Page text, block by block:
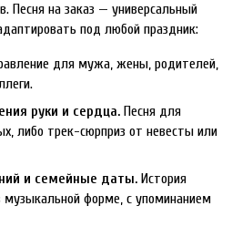
Песня на заказ — универсальный
под любой праздник:
для мужа, жены, родителей,
руки и сердца. Песня для
либо трек-сюрприз от невесты или
и семейные даты. История
музыкальной форме, с упоминанием